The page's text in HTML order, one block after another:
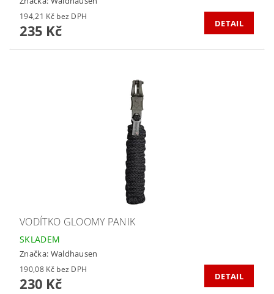
194,21 Kč bez DPH
235 Kč DETAIL
VODÍTKO GLOOMY PANIK
SKLADEM
Značka: Waldhausen
190,08 Kč bez DPH
230 Kč DETAIL